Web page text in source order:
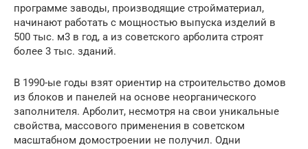
программе заводы, производящие стройматериал,
начинают работать с мощностью выпуска изделий в
500 тыс. м3 в год, а из советского арболита строят
более 3 тыс. зданий.
В 1990-ые годы взят ориентир на строительство домов
из блоков и панелей на основе неорганического
заполнителя. Арболит, несмотря на свои уникальные
свойства, массового применения в советском
масштабном домостроении не получил. Одни